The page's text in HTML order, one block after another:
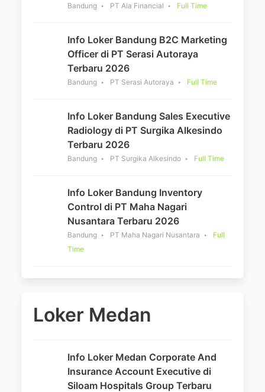
Bandung PT Aia Financial Full Time
Info Loker Bandung B2C Marketing
Officer di PT Serasi Autoraya
Terbaru 2026
Bandung PT Serasi Autoraya Full Time
Info Loker Bandung Sales Executive
Radiology di PT Surgika Alkesindo
Terbaru 2026
Bandung PT Surgika Alkesindo Full Time
Info Loker Bandung Inventory
Control di PT Maha Nagari
Nusantara Terbaru 2026
Bandung PT Maha Nagari Nusantara
Full
Time
Loker Medan
Info Loker Medan Corporate And
Insurance Account Executive di
Siloam Hospitals Group Terbaru